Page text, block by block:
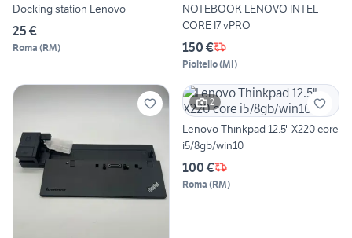
Docking station Lenovo
25 €
Roma (RM)
NOTEBOOK LENOVO INTEL
CORE I7 vPRO
150 €
Pioltello(MI)
2
Lenovo Thinkpad 12.5" X220 core
i5/8gb/win10
100 €
Roma (RM)